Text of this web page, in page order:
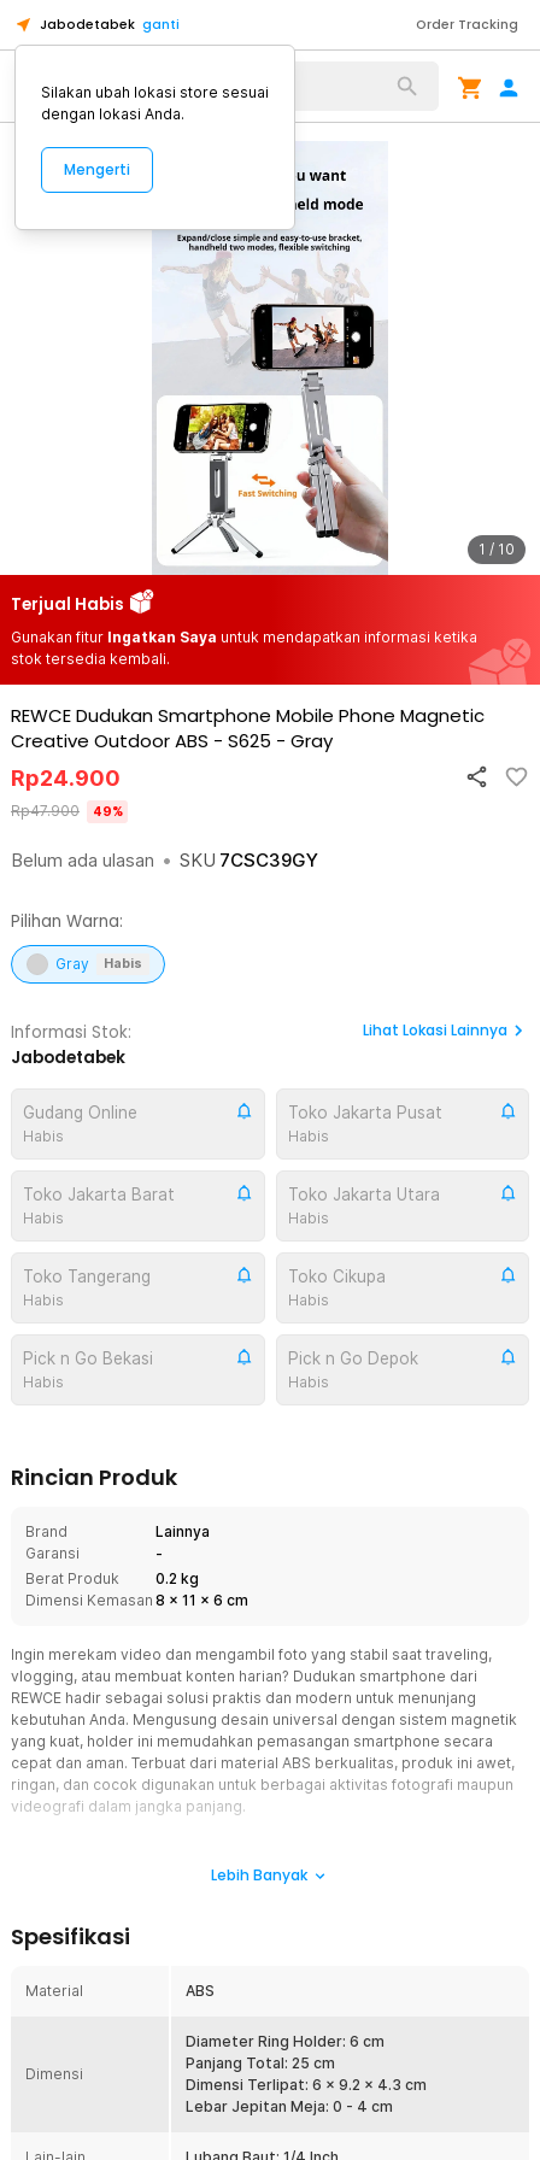
Jabodetabek ganti Order Tracking
Alat Kopi
1 / 10
Terjual Habis
Gunakan fitur Ingatkan Saya untuk mendapatkan informasi ketika
stok tersedia kembali.
REWCE Dudukan Smartphone Mobile Phone Magnetic
Creative Outdoor ABS - S625 - Gray
Belum ada ulasan • SKU 7CSC39GY
Rp24.900
Rp47.900 49%
Pilihan Warna:
Gray Habis
Informasi Stok:
Jabodetabek
Lihat Lokasi Lainnya
Gudang Online
Habis
Toko Jakarta Pusat
Habis
Toko Jakarta Barat
Habis
Toko Jakarta Utara
Habis
Toko Tangerang
Habis
Toko Cikupa
Habis
Pick n Go Bekasi
Habis
Pick n Go Depok
Habis
Rincian Produk
Brand
Lainnya
Garansi
-
Berat Produk
0.2 kg
Dimensi Kemasan 8 x 11 x 6 cm
Ingin merekam video dan mengambil foto yang stabil saat traveling,
vlogging, atau membuat konten harian? Dudukan smartphone dari
REWCE hadir sebagai solusi praktis dan modern untuk menunjang
kebutuhan Anda. Mengusung desain universal dengan sistem magnetik
yang kuat, holder ini memudahkan pemasangan smartphone secara
cepat dan aman. Terbuat dari material ABS berkualitas, produk ini awet,
ringan, dan cocok digunakan untuk berbagai aktivitas fotografi maupun
videografi dalam jangka panjang.
Anda. Desain lipat memungkinkan holder digunakan sebagai tripod
praktis untuk selfie, vlogging, live streaming, hingga konten
Holder Magnetic, Praktis dan Cepat Digunakan
Nikmati kemudahan pengambilan foto dan video tanpa ribet. Sistem
magnetik memungkinkan Anda menempelkan smartphone hanya
dengan satu gerakan. Sangat ideal untuk momen spontan saat
membuang waktu memasang penjepit manual.
Lebih Banyak
Spesifikasi
Material ABS
Dimensi
Diameter Ring Holder: 6 cm
Panjang Total: 25 cm
Dimensi Terlipat: 6 x 9.2 x 4.3 cm
Lebar Jepitan Meja: 0 - 4 cm
Lain-lain Lubang Baut: 1/4 Inch
Silakan ubah lokasi store sesuai
dengan lokasi Anda.
Mengerti